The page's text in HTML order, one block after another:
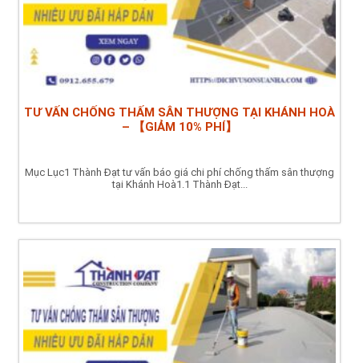
TƯ VẤN CHỐNG THẤM SÂN THƯỢNG TẠI KHÁNH HOÀ
– 【GIẢM 10% PHÍ】
Mục Lục1 Thành Đạt tư vấn báo giá chi phí chống thấm sân thượng
tại Khánh Hoà1.1 Thành Đạt...